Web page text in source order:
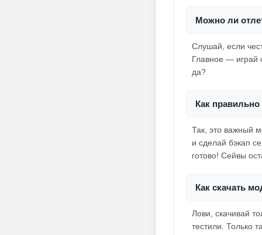
Можно ли
Слушай, если
Главное — играй
да?
Как
Так, это важный
и сделай бэкап
готово! Сейвы
Как скачать
Лови, скачивай
тестили. Только